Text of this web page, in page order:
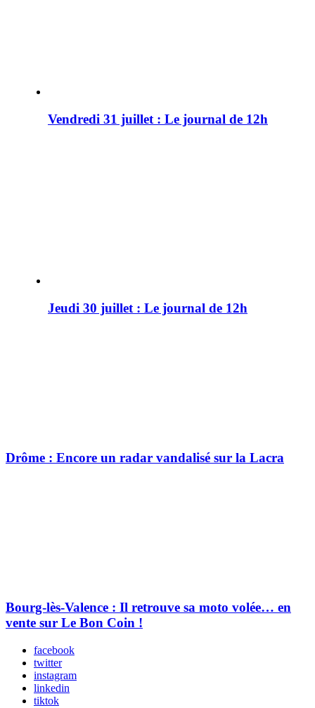
Vendredi 31 juillet : Le journal de 12h
Jeudi 30 juillet : Le journal de 12h
Drôme : Encore un radar vandalisé sur la Lacra
Bourg-lès-Valence : Il retrouve sa moto volée… en
vente sur Le Bon Coin !
facebook
twitter
instagram
linkedin
tiktok